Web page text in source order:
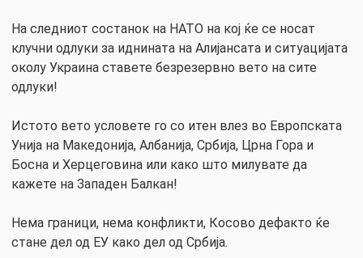
На следниот состанок на НАТО на кој ќе се носат
клучни одлуки за иднината на Алијансата и ситуацијата
околу Украина ставете безрезервно вето на сите
одлуки!
Истото вето условете го со итен влез во Европската
Унија на Македонија, Албанија, Србија, Црна Гора и
Босна и Херцеговина или како што милувате да
кажете на Западен Балкан!
Нема граници, нема конфликти, Косово дефакто ќе
стане дел од ЕУ како дел од Србија.